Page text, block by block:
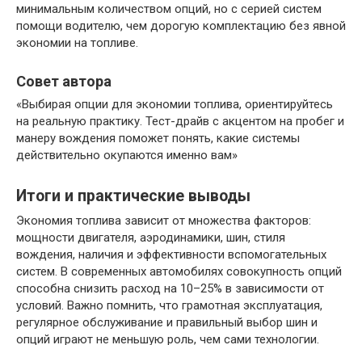
минимальным количеством опций, но с серией систем
помощи водителю, чем дорогую комплектацию без явной
экономии на топливе.
Совет автора
«Выбирая опции для экономии топлива, ориентируйтесь
на реальную практику. Тест-драйв с акцентом на пробег и
манеру вождения поможет понять, какие системы
действительно окупаются именно вам»
Итоги и практические выводы
Экономия топлива зависит от множества факторов:
мощности двигателя, аэродинамики, шин, стиля
вождения, наличия и эффективности вспомогательных
систем. В современных автомобилях совокупность опций
способна снизить расход на 10–25% в зависимости от
условий. Важно помнить, что грамотная эксплуатация,
регулярное обслуживание и правильный выбор шин и
опций играют не меньшую роль, чем сами технологии.